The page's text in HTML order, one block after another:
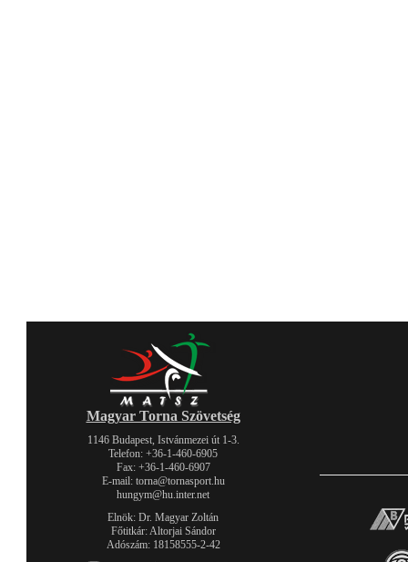
Magyar Torna Szövetség
1146 Budapest, Istvánmezei út 1-3.
Telefon: +36-1-460-6905
Fax: +36-1-460-6907
E-mail: torna@tornasport.hu
hungym@hu.inter.net
Elnök: Dr. Magyar Zoltán
Főtitkár: Altorjai Sándor
Adószám: 18158555-2-42